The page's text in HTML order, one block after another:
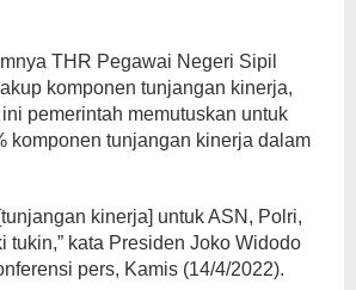
THR Pegawai Negeri Sipil
komponen tunjangan kinerja,
pemerintah memutuskan untuk
komponen tunjangan kinerja dalam
kinerja] untuk ASN, Polri,
tukin,” kata Presiden Joko Widodo
pers, Kamis (14/4/2022).